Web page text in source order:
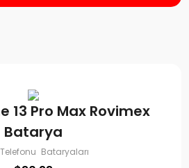
13 Pro Max Rovimex
Batarya
Bataryaları